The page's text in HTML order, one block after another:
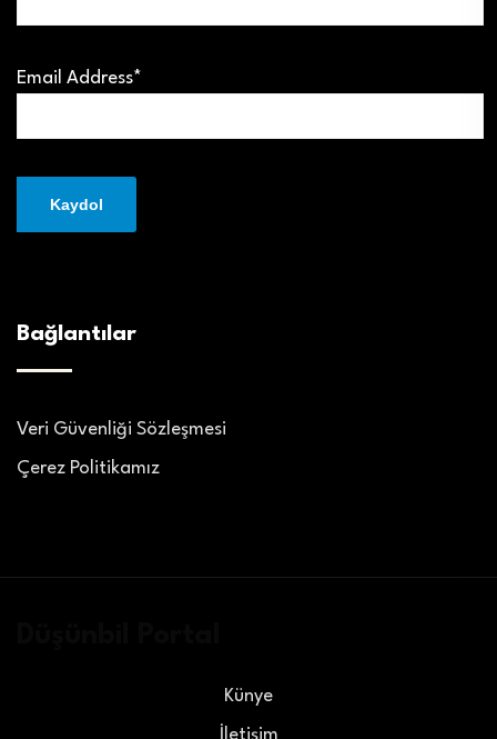
Email Address*
Bağlantılar
Veri Güvenliği Sözleşmesi
Çerez Politikamız
Künye